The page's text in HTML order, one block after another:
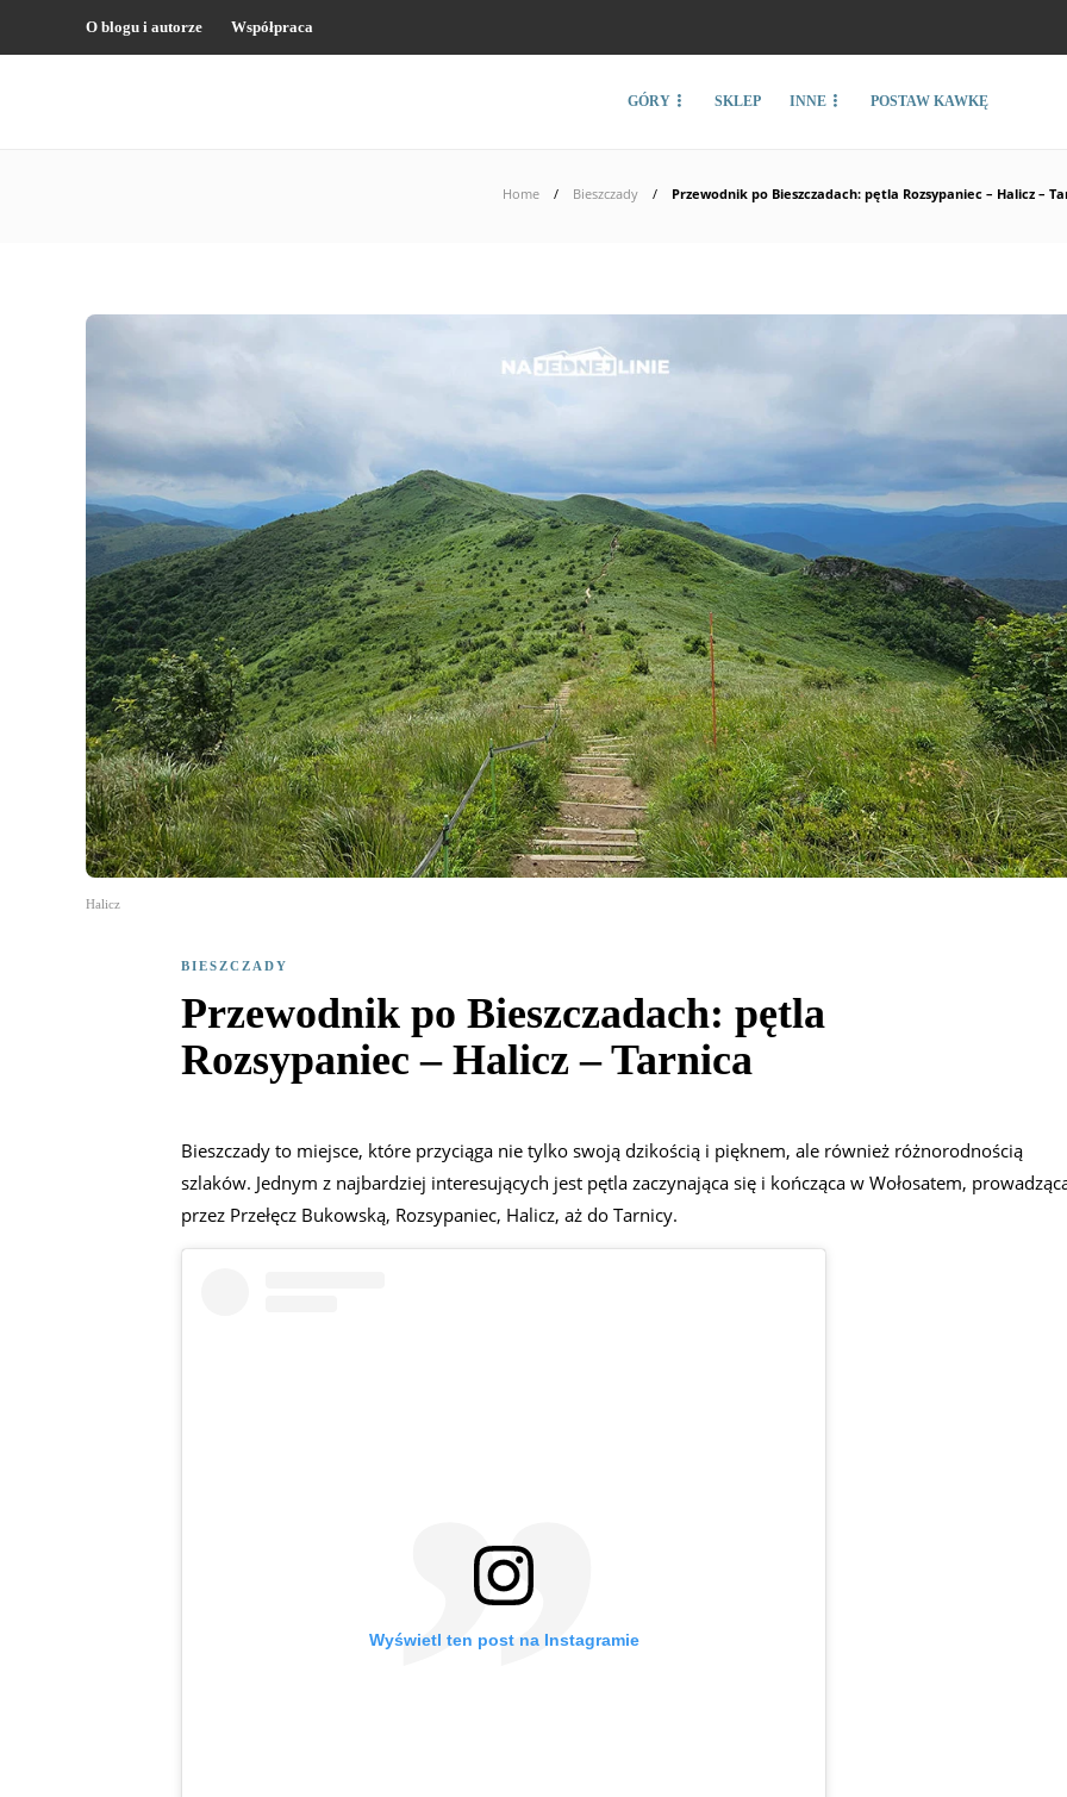
O blogu i autorze Współpraca
GÓRY SKLEP INNE POSTAW KAWKĘ
Home Bieszczady Przewodnik po Bieszczadach: pętla Rozsypaniec – Halicz –
Halicz
BIESZCZADY
Przewodnik po Bieszczadach: pętla
Rozsypaniec – Halicz – Tarnica
Bieszczady to miejsce, które przyciąga nie tylko swoją dzikością i pięknem, ale również różnorodnością
szlaków. Jednym z najbardziej interesujących jest pętla zaczynająca się i kończąca w Wołosatem,
przez Przełęcz Bukowską, Rozsypaniec, Halicz, aż do Tarnicy.
Wyświetl ten post na Instagramie